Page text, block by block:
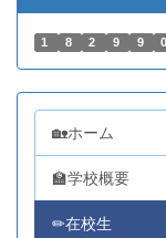
1 8 2 9 9 0
🏡ホーム
🏫学校概要
✏在校生